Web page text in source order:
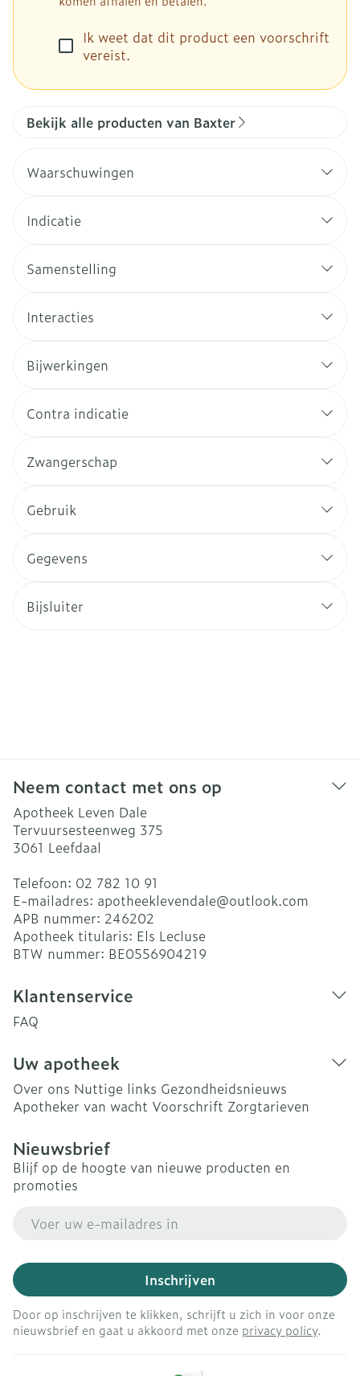
Ik weet dat dit product een voorschrift
vereist.
Bekijk alle producten van Baxter
Waarschuwingen
Indicatie
Samenstelling
Interacties
Bijwerkingen
Contra indicatie
Zwangerschap
Gebruik
Gegevens
Bijsluiter
Neem contact met ons op
Apotheek Leven Dale
Tervuursesteenweg 375
3061 Leefdaal
Telefoon: 02 782 10 91
E-mailadres: apotheeklevendale@outlook.com
APB nummer: 246202
Apotheek titularis: Els Lecluse
BTW nummer: BE0556904219
Klantenservice
FAQ
Uw apotheek
Over ons Nuttige links Gezondheidsnieuws
Apotheker van wacht Voorschrift Zorgtarieven
Nieuwsbrief
Blijf op de hoogte van nieuwe producten en
promoties
Inschrijven
Door op inschrijven te klikken, schrijft u zich in voor onze
nieuwsbrief en gaat u akkoord met onze privacy policy.